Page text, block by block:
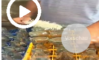
Vorschau